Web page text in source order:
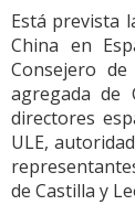
Está prevista
China en
Consejero
agregada de
directores
ULE,
de Castilla y